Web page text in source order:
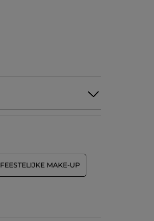
FEESTELIJKE MAKE-UP